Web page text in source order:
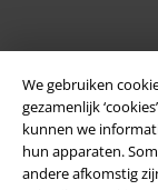
We gebruiken
gezamenlijk
kunnen we
hun apparaten.
andere afkomstig